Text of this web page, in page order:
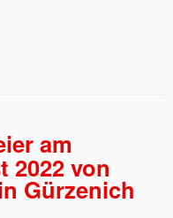
am
2022 von
Gürzenich